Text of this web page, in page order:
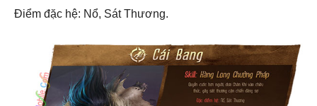
Điểm đặc hệ: Nổ, Sát Thương.